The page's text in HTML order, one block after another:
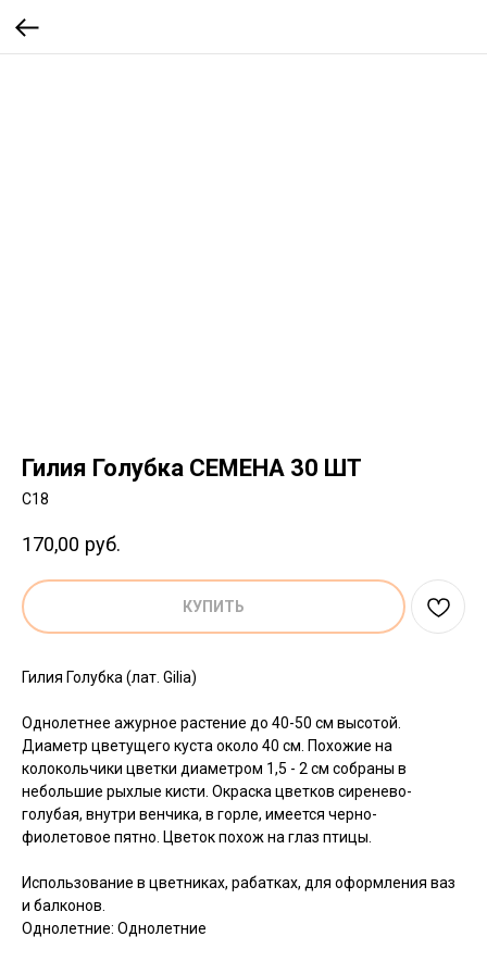
Гилия Голубка СЕМЕНА 30 ШТ
C18
170,00 руб.
КУПИТЬ
Гилия Голубка (лат. Gilia)
Однолетнее ажурное растение до 40-50 см высотой.
Диаметр цветущего куста около 40 см. Похожие на
колокольчики цветки диаметром 1,5 - 2 см собраны в
небольшие рыхлые кисти. Окраска цветков сиренево-
голубая, внутри венчика, в горле, имеется черно-
фиолетовое пятно. Цветок похож на глаз птицы.
Использование в цветниках, рабатках, для оформления ваз
и балконов.
Однолетние: Однолетние